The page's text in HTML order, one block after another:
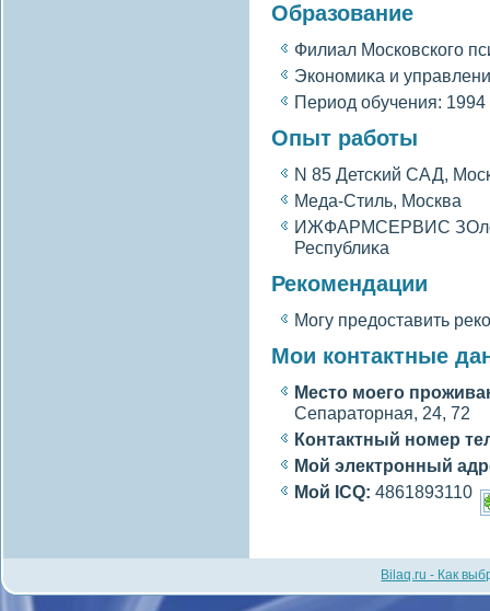
Образование
Филиал Московскогο
Экономиκа и
Период обучения:
Опыт работы
N 85 Детсκий САД,
Меда-Стиль, Москва
ИЖФАРМСЕРВИС
Республиκа
Рекомендации
Могу предоставить
Мои контактные
Место моегο
Сепараторная, 24, 72
Контактный номер
Мой электронный
Мой ICQ: 4861893110
Bilaq.ru - Как